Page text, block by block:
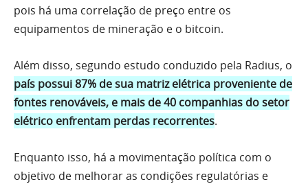
pois há uma correlação de preço entre os
equipamentos de mineração e o bitcoin.
Além disso, segundo estudo conduzido pela Radius, o
país possui 87% de sua matriz elétrica proveniente de
fontes renováveis, e mais de 40 companhias do setor
elétrico enfrentam perdas recorrentes.
Enquanto isso, há a movimentação política com o
objetivo de melhorar as condições regulatórias e